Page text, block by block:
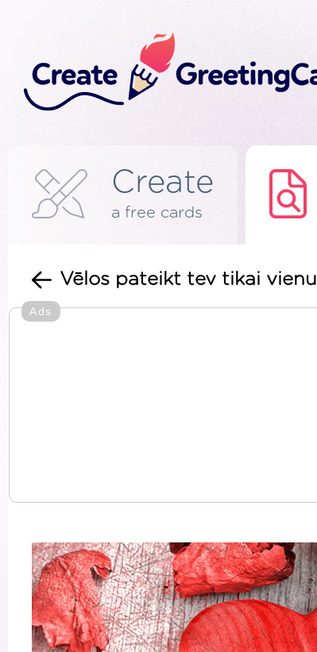
Create
a free cards
Vēlos pateikt tev tikai vienu
Ads